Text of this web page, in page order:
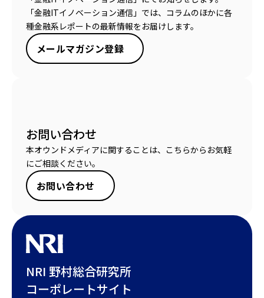
「金融ITイノベーション通信」では、コラムのほかに各
種金融系レポートの最新情報をお届けします。
メールマガジン登録
お問い合わせ
本オウンドメディアに関することは、こちらからお気軽
にご相談ください。
お問い合わせ
NRI 野村総合研究所
コーポレートサイト